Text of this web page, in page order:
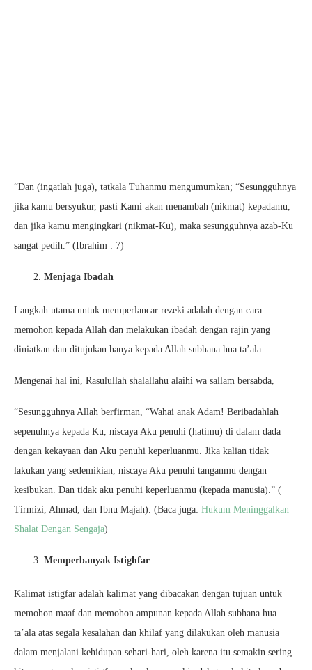
“Dan (ingatlah juga), tatkala Tuhanmu mengumumkan; “Sesungguhnya
jika kamu bersyukur, pasti Kami akan menambah (nikmat) kepadamu,
dan jika kamu mengingkari (nikmat-Ku), maka sesungguhnya azab-Ku
sangat pedih.” (Ibrahim : 7)
Menjaga Ibadah
Langkah utama untuk memperlancar rezeki adalah dengan cara
memohon kepada Allah dan melakukan ibadah dengan rajin yang
diniatkan dan ditujukan hanya kepada Allah subhana hua ta’ala.
Mengenai hal ini, Rasulullah shalallahu alaihi wa sallam bersabda,
“Sesungguhnya Allah berfirman, “Wahai anak Adam! Beribadahlah
sepenuhnya kepada Ku, niscaya Aku penuhi (hatimu) di dalam dada
dengan kekayaan dan Aku penuhi keperluanmu. Jika kalian tidak
lakukan yang sedemikian, niscaya Aku penuhi tanganmu dengan
kesibukan. Dan tidak aku penuhi keperluanmu (kepada manusia).” (
Tirmizi, Ahmad, dan Ibnu Majah). (Baca juga: Hukum Meninggalkan
Shalat Dengan Sengaja)
Memperbanyak Istighfar
Kalimat istigfar adalah kalimat yang dibacakan dengan tujuan untuk
memohon maaf dan memohon ampunan kepada Allah subhana hua
ta’ala atas segala kesalahan dan khilaf yang dilakukan oleh manusia
dalam menjalani kehidupan sehari-hari, oleh karena itu semakin sering